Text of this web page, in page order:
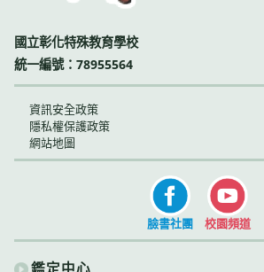
國立彰化特殊教育學校
統一編號：78955564
資訊安全政策
隱私權保護政策
網站地圖
臉書社團 校園頻道
鑑定中心